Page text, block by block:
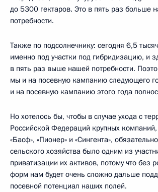
до 5300 гектаров. Это в пять раз больше
потребности.
Также по подсолнечнику: сегодня 6,5
именно под участки под гибридизацию, и
в пять раз выше нашей потребности.
мы и на посевную кампанию следующего
и на посевную кампанию этого года
Но хотелось бы, чтобы в случае ухода с
Российской Федераций крупных компаний,
«Басф», «Пионер» и «Сингента»,
сельского хозяйства было одним из
приватизации их активов, потому что без
форм нам будет очень сложно дальше
посевной потенциал наших полей.